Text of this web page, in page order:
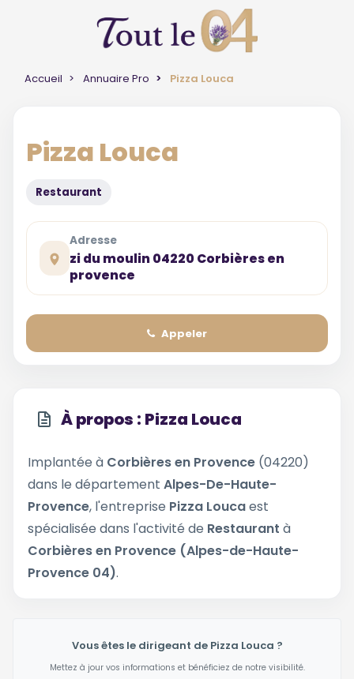
Accueil Annuaire Pro Pizza Louca
Pizza Louca
Restaurant
Adresse
zi du moulin 04220 Corbières en
provence
Appeler
À propos : Pizza Louca
Implantée à Corbières en Provence (04220)
dans le département Alpes-De-Haute-
Provence, l'entreprise Pizza Loucaest
spécialisée dans l'activité de Restaurant à
Corbières en Provence (Alpes-de-Haute-
Provence 04).
Vous êtes le dirigeant de Pizza Louca ?
Mettez à jour vos informations et bénéficiez de notre visibilité.